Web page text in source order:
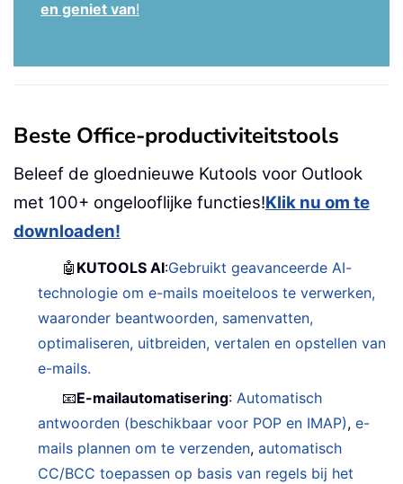
en geniet van!
Beste Office-productiviteitstools
Beleef de gloednieuwe Kutools voor Outlook
met 100+ ongelooflijke functies!Klik nu om te
downloaden!
🤖 KUTOOLS AI:Gebruikt geavanceerde AI-
technologie om e-mails moeiteloos te verwerken,
waaronder beantwoorden, samenvatten,
optimaliseren, uitbreiden, vertalen en opstellen van
e-mails.
📧E-mailautomatisering:Automatisch
antwoorden (beschikbaar voor POP en IMAP),e-
mails plannen om te verzenden,automatisch
CC/BCC toepassen op basis van regels bij het